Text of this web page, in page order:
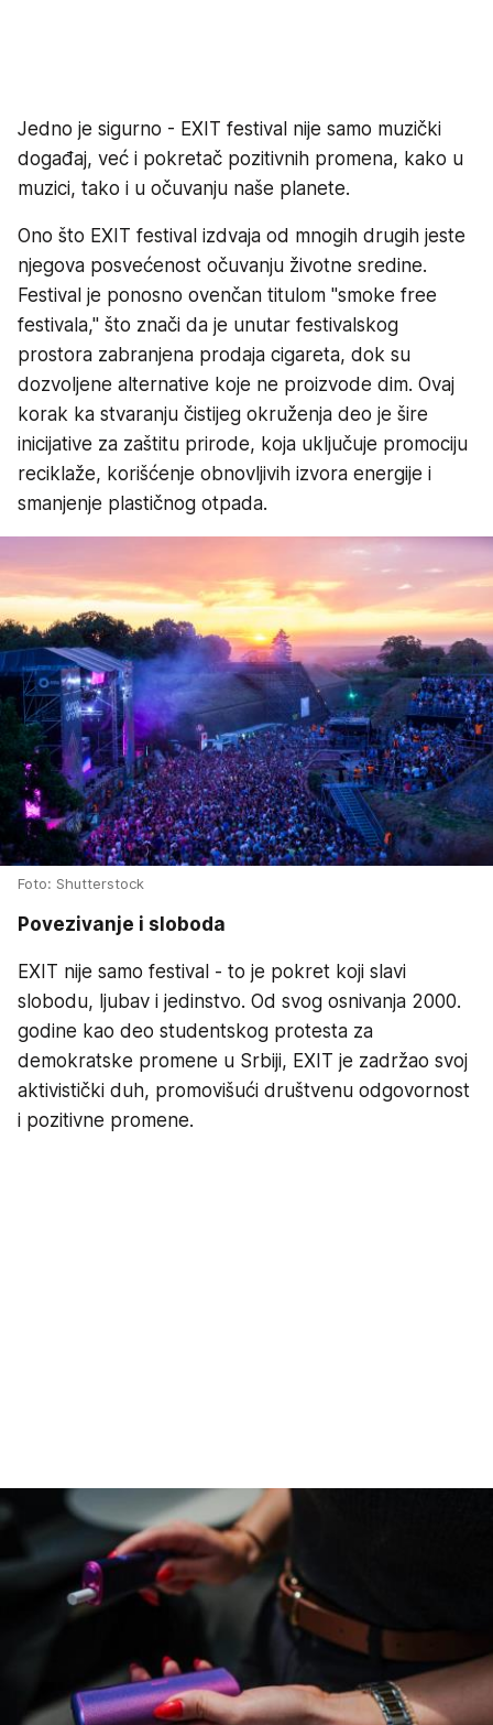
Jedno je sigurno - EXIT festival nije samo muzički
događaj, već i pokretač pozitivnih promena, kako u
muzici, tako i u očuvanju naše planete.
Ono što EXIT festival izdvaja od mnogih drugih jeste
njegova posvećenost očuvanju životne sredine.
Festival je ponosno ovenčan titulom "smoke free
festivala," što znači da je unutar festivalskog
prostora zabranjena prodaja cigareta, dok su
dozvoljene alternative koje ne proizvode dim. Ovaj
korak ka stvaranju čistijeg okruženja deo je šire
inicijative za zaštitu prirode, koja uključuje promociju
reciklaže, korišćenje obnovljivih izvora energije i
smanjenje plastičnog otpada.
Foto: Shutterstock
Povezivanje i sloboda
EXIT nije samo festival - to je pokret koji slavi
slobodu, ljubav i jedinstvo. Od svog osnivanja 2000.
godine kao deo studentskog protesta za
demokratske promene u Srbiji, EXIT je zadržao svoj
aktivistički duh, promovišući društvenu odgovornost
i pozitivne promene.